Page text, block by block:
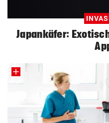
Japankäfer: